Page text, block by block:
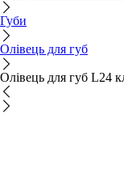
Губи
Олівець для губ
Олівець для губ L24